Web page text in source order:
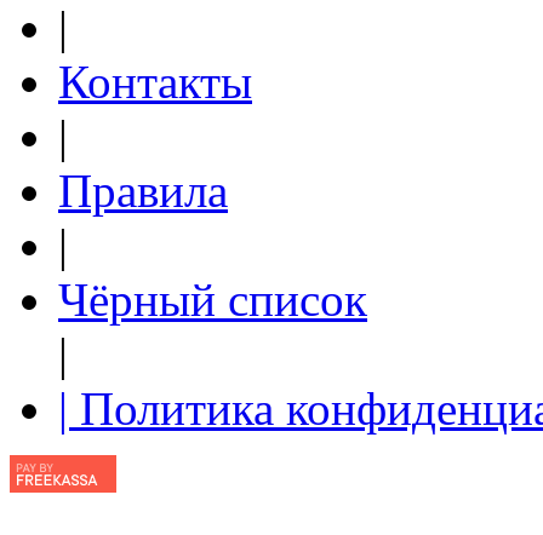
|
Контакты
|
Правила
|
Чёрный список
|
| Политика